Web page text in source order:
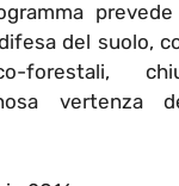
del suolo,
forestali,
vertenza